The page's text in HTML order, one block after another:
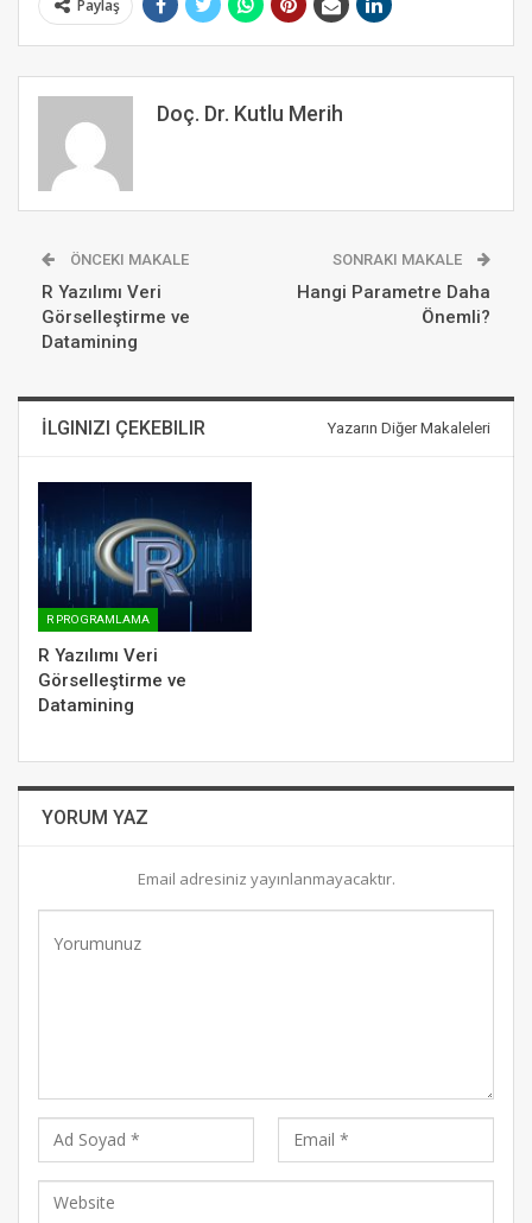
Paylaş
Doç. Dr. Kutlu Merih
ÖNCEKI MAKALE
R Yazılımı Veri
Görselleştirme ve
Datamining
SONRAKI MAKALE
Hangi Parametre Daha
Önemli?
İLGINIZI ÇEKEBILIR Yazarın Diğer Makaleleri
R PROGRAMLAMA
R Yazılımı Veri
Görselleştirme ve
Datamining
YORUM YAZ
Email adresiniz yayınlanmayacaktır.